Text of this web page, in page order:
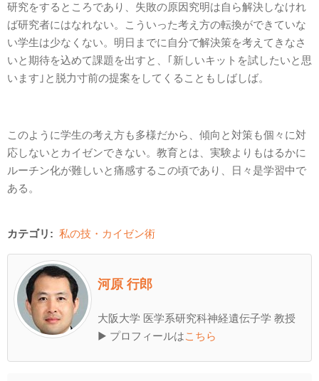
研究をするところであり、失敗の原因究明は自ら解決しなけれ
ば研究者にはなれない。こういった考え方の転換ができていな
い学生は少なくない。明日までに自分で解決策を考えてきなさ
いと期待を込めて課題を出すと、｢新しいキットを試したいと思
います｣と脱力寸前の提案をしてくることもしばしば。
このように学生の考え方も多様だから、傾向と対策も個々に対
応しないとカイゼンできない。教育とは、実験よりもはるかに
ルーチン化が難しいと痛感するこの頃であり、日々是学習中で
ある。
カテゴリ: 私の技・カイゼン術
河原 行郎
大阪大学 医学系研究科神経遺伝子学 教授
▶ プロフィールはこちら